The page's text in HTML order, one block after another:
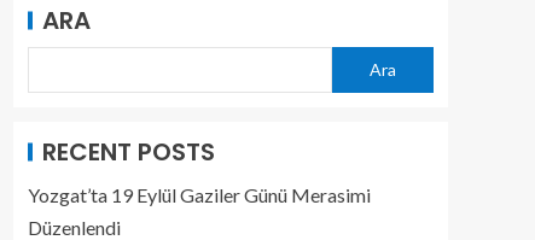
ARA
Ara
RECENT POSTS
Yozgat’ta 19 Eylül Gaziler Günü Merasimi
Düzenlendi